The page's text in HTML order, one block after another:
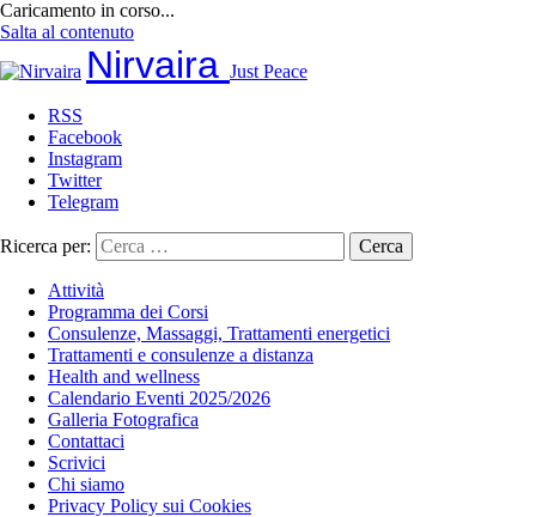
Caricamento in corso...
Salta al contenuto
Nirvaira Just Peace
RSS
Facebook
Instagram
Twitter
Telegram
Ricerca per:
Attività
Programma dei Corsi
Consulenze, Massaggi, Trattamenti energetici
Trattamenti e consulenze a distanza
Health and wellness
Calendario Eventi 2025/2026
Galleria Fotografica
Contattaci
Scrivici
Chi siamo
Privacy Policy sui Cookies